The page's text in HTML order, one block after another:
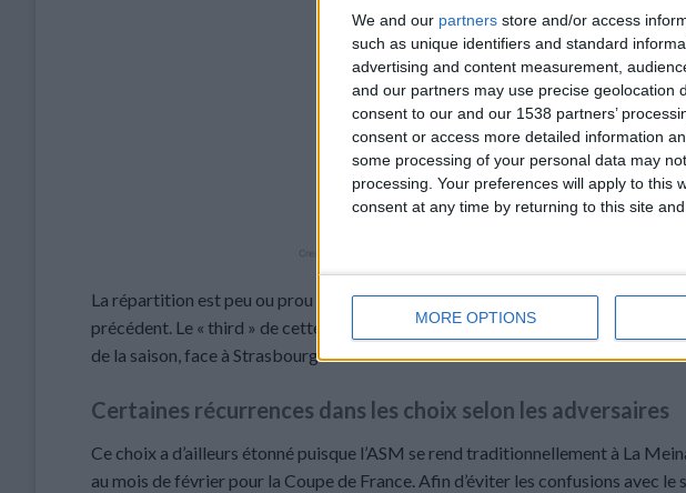
We and our partners store and/or access
such as unique identifiers and standard
advertising and content measurement,
and our partners may use precise geolocation
consent to our and our 1538 partners’
consent or access more detailed information
some processing of your personal data may
processing. Your preferences will apply to this
consent at any time by returning to this site
MORE OPTIONS
La répartition est peu ou prou équivalente à la précédente. L’ensemble
précédent. Le « third » de cette année a été moins porté que son prédécesseur,
de la saison, face à Strasbourg.
Certaines récurrences dans les choix selon les adversaires
Ce choix a d’ailleurs étonné puisque l’ASM se rend traditionnellement à La
au mois de février pour la Coupe de France. Afin d’éviter les confusions avec